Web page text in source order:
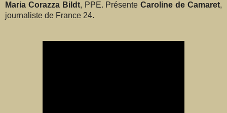
Maria Corazza Bildt, PPE. PrésenteCaroline de Camaret,
journaliste de France 24.